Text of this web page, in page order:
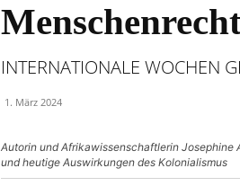
INTERNATIONALE WOCHEN
1. März 2024
Autorin und Afrikawissenschaftlerin Josephine
und heutige Auswirkungen des Kolonialismus